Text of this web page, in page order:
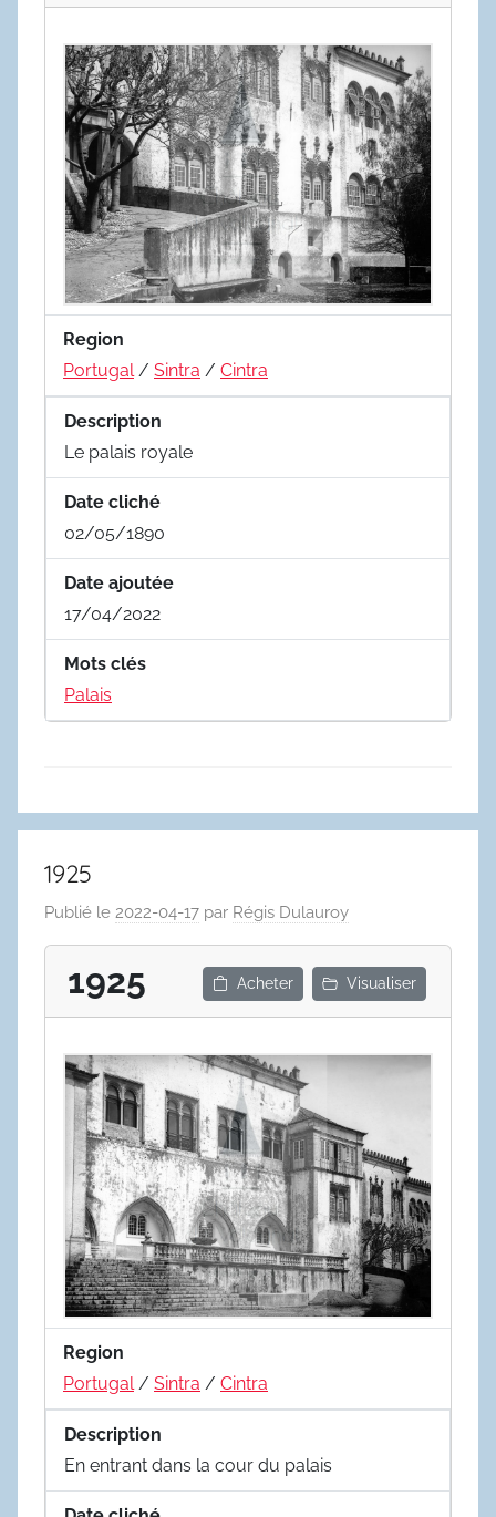
Region
Portugal / Sintra / Cintra
Description
Le palais royale
Date cliché
02/05/1890
Date ajoutée
17/04/2022
Mots clés
Palais
1925
Publié le 2022-04-17 par Régis Dulauroy
1925 Acheter Visualiser
Region
Portugal / Sintra / Cintra
Description
En entrant dans la cour du palais